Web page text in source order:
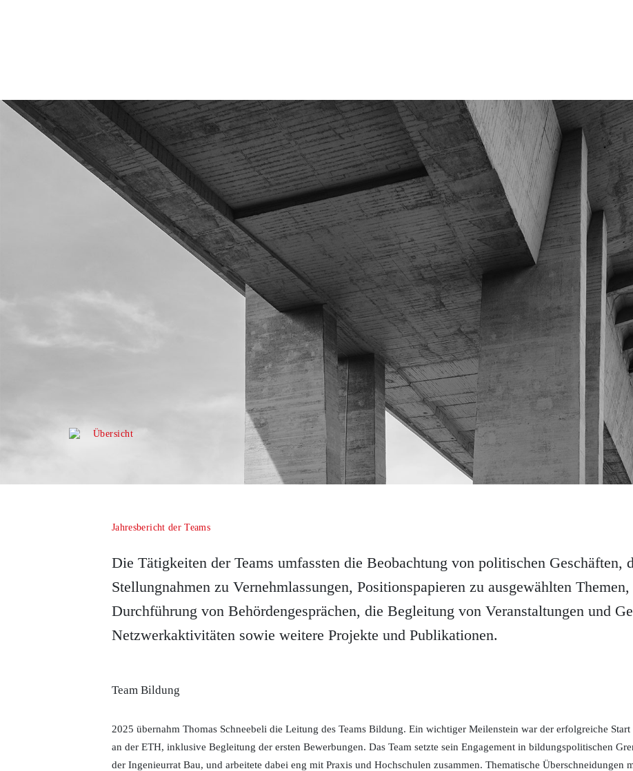
Übersicht
Jahresbericht der Teams
Die Tätigkeiten der Teams umfassten die Beobachtung von politischen Geschäften,
Stellungnahmen zu Vernehmlassungen, Positionspapieren zu ausgewählten
Durchführung von Behördengesprächen, die Begleitung von Veranstaltungen und
Netzwerkaktivitäten sowie weitere Projekte und Publikationen.
Team Bildung
2025 übernahm Thomas Schneebeli die Leitung des Teams Bildung. Ein wichtiger Meilenstein war der erfolgreiche
an der ETH, inklusive Begleitung der ersten Bewerbungen. Das Team setzte sein Engagement in bildungspolitischen
der Ingenieurrat Bau, und arbeitete dabei eng mit Praxis und Hochschulen zusammen. Thematische